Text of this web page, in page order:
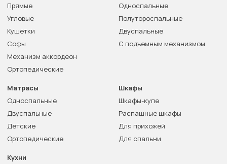
Прямые
Угловые
Кушетки
Софы
Механизм аккордеон
Ортопедические
Односпальные
Полутороспальные
Двуспальные
С подъемным механизмом
Матрасы
Односпальные
Двуспальные
Детские
Ортопедические
Шкафы
Шкафы-купе
Распашные шкафы
Для прихожей
Для спальни
Кухни